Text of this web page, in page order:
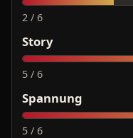
2 / 6
Story
5 / 6
Spannung
5 / 6